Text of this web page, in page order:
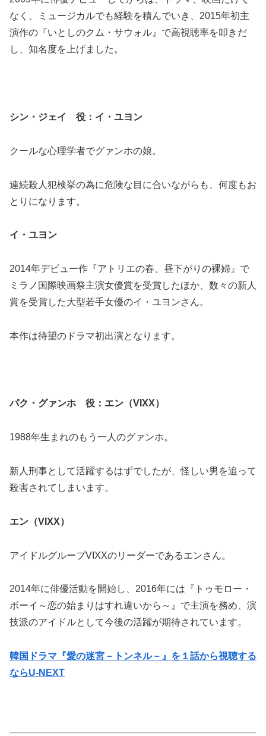
なく、ミュージカルでも経験を積んでいき、2015年初主
演作の『いとしのクム・サウォル』で高視聴率を叩きだ
し、知名度を上げました。
シン・ジェイ 役：イ・ユヨン
クールな心理学者でグァンホの娘。
連続殺人犯検挙の為に危険な目に合いながらも、何度もお
とりになります。
イ・ユヨン
2014年デビュー作『アトリエの春、昼下がりの裸婦』で
ミラノ国際映画祭主演女優賞を受賞したほか、数々の新人
賞を受賞した大型若手女優のイ・ユヨンさん。
本作は待望のドラマ初出演となります。
パク・グァンホ 役：エン（VIXX）
1988年生まれのもう一人のグァンホ。
新人刑事として活躍するはずでしたが、怪しい男を追って
殺害されてしまいます。
エン（VIXX）
アイドルグループVIXXのリーダーであるエンさん。
2014年に俳優活動を開始し、2016年には『トゥモロー・
ボーイ～恋の始まりはすれ違いから～』で主演を務め、演
技派のアイドルとして今後の活躍が期待されています。
韓国ドラマ『愛の迷宮－トンネル－』を１話から視聴する
ならU-NEXT